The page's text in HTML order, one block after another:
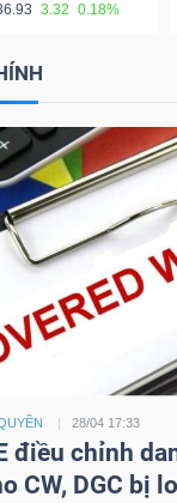
3.32 0.18%
28/04 17:33
điều chỉnh
CW, DGC bị